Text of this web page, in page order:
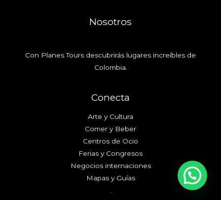
Nosotros
Con Planes Tours descubrirás lugares increíbles de
Colombia.
Conecta
Arte y Cultura
Comer y Beber
Centros de Ocio
Ferias y Congresos
Negocios internaciones
Mapas y Guías
.